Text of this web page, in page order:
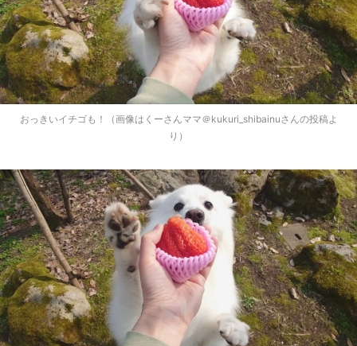
おっきいイチゴも！（画像はくーさんママ＠kukuri_shibainuさんの投稿よ
り）